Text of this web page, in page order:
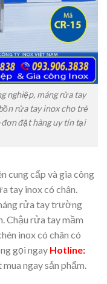
nghiệp, máng rửa tay
rửa tay inox cho trẻ
đặt hàng uy tín tại
cung cấp và gia công
tay inox có chân.
rửa tay trường
Chậu rửa tay mầm
inox có chân có
gọi ngay Hotline:
ngay sản phẩm.